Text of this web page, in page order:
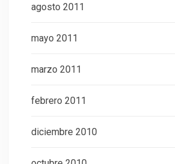
agosto 2011
mayo 2011
marzo 2011
febrero 2011
diciembre 2010